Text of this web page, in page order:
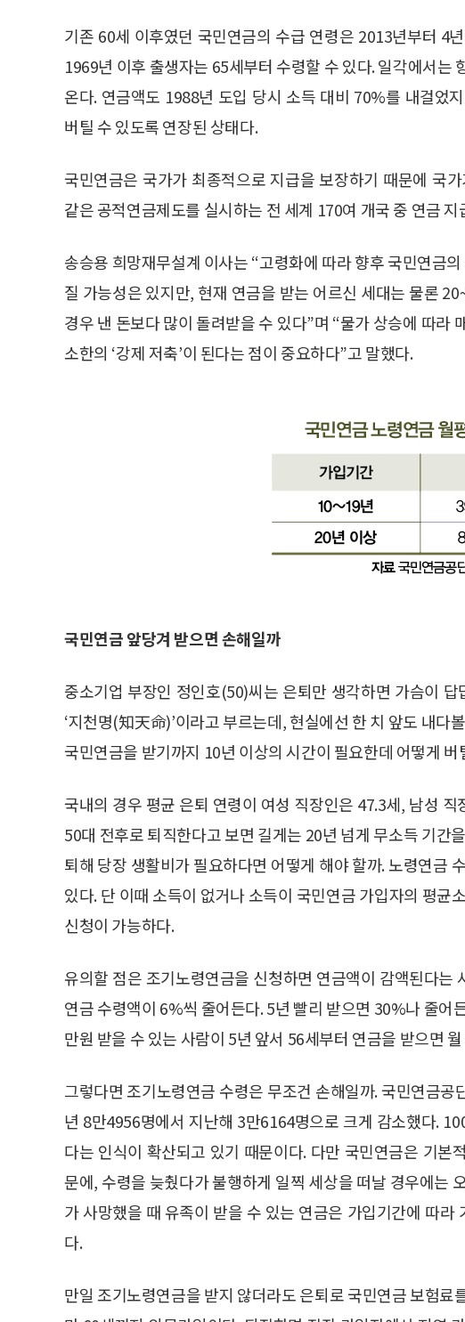
기존 60세 이후였던 국민연금의 수급 연령은 2013년부터 4
1969년 이후 출생자는 65세부터 수령할 수 있다. 일각에서는
온다. 연금액도 1988년 도입 당시 소득 대비 70%를 내걸었
버틸 수 있도록 연장된 상태다.
국민연금은 국가가 최종적으로 지급을 보장하기 때문에 국
같은 공적연금제도를 실시하는 전 세계 170여 개국 중 연금
송승용 희망재무설계 이사는 “고령화에 따라 향후 국민연금
질 가능성은 있지만, 현재 연금을 받는 어르신 세대는 물론
경우 낸 돈보다 많이 돌려받을 수 있다”며 “물가 상승에 따라
소한의 ‘강제 저축’이 된다는 점이 중요하다”고 말했다.
국민연금 앞당겨 받으면 손해일까
중소기업 부장인 정인호(50)씨는 은퇴만 생각하면 가슴이
‘지천명(知天命)’이라고 부르는데, 현실에선 한 치 앞도 내다
국민연금을 받기까지 10년 이상의 시간이 필요한데 어떻게
국내의 경우 평균 은퇴 연령이 여성 직장인은 47.3세, 남성
50대 전후로 퇴직한다고 보면 길게는 20년 넘게 무소득 기간
퇴해 당장 생활비가 필요하다면 어떻게 해야 할까. 노령연금
있다. 단 이때 소득이 없거나 소득이 국민연금 가입자의 평
신청이 가능하다.
유의할 점은 조기노령연금을 신청하면 연금액이 감액된다는
연금 수령액이 6%씩 줄어든다. 5년 빨리 받으면 30%나 줄어
만원 받을 수 있는 사람이 5년 앞서 56세부터 연금을 받으면
그렇다면 조기노령연금 수령은 무조건 손해일까. 국민연금
년 8만4956명에서 지난해 3만6164명으로 크게 감소했다.
다는 인식이 확산되고 있기 때문이다. 다만 국민연금은 기본
문에, 수령을 늦췄다가 불행하게 일찍 세상을 떠날 경우에는
가 사망했을 때 유족이 받을 수 있는 연금은 가입기간에 따
다.
만일 조기노령연금을 받지 않더라도 은퇴로 국민연금 보험료